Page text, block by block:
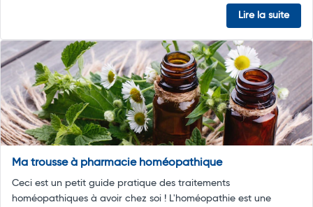
Lire la suite
Ma trousse à pharmacie homéopathique
Ceci est un petit guide pratique des traitements
homéopathiques à avoir chez soi ! L'homéopathie est une